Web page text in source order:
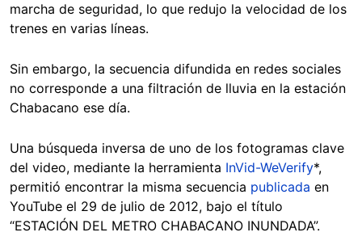
marcha de seguridad, lo que redujo la velocidad de los
trenes en varias líneas.
Sin embargo, la secuencia difundida en redes sociales
no corresponde a una filtración de lluvia en la estación
Chabacano ese día.
Una búsqueda inversa de uno de los fotogramas clave
del video, mediante la herramienta InVid-WeVerify*,
permitió encontrar la misma secuencia publicada en
YouTube el 29 de julio de 2012, bajo el título
“ESTACIÓN DEL METRO CHABACANO INUNDADA”.